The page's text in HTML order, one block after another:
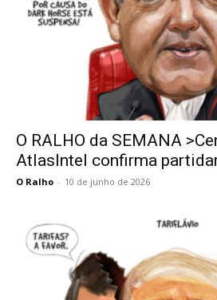
O RALHO da SEMANA
AtlasIntel confirma
O Ralho - 10 de junho de 2026